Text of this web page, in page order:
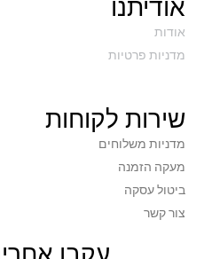
אודיתנו
אודות
מדניות פרטיות
שירות לקוחות
מדניות משלוחים
מעקה הזמנה
ביטול עסקה
צור קשר